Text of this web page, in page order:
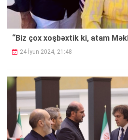
“Biz çox xoşbəxtik ki, atam
24 İyun 2024, 21:48